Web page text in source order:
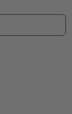
format final